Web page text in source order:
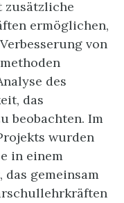
zusätzliche
ermöglichen,
von
des
das
beobachten. Im
wurden
in einem
das gemeinsam